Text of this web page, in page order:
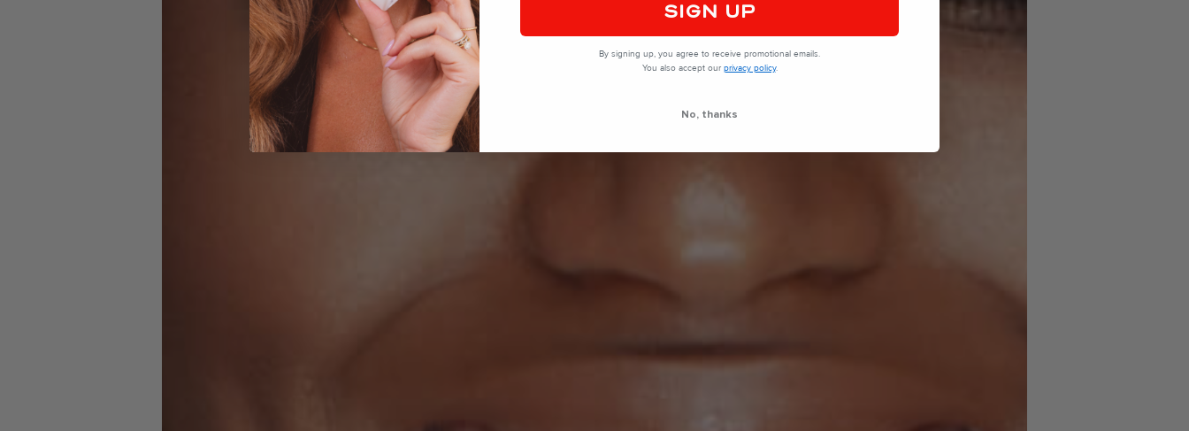
SIGN UP
By signing up, you agree to receive promotional emails.
You also accept our privacy policy.
No, thanks